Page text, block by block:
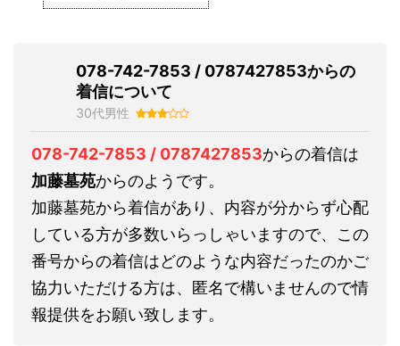
078-742-7853 / 0787427853からの
着信について
30代男性
078-742-7853 / 0787427853からの着信は
加藤墓苑からのようです。
加藤墓苑から着信があり、内容が分からず心配
している方が多数いらっしゃいますので、この
番号からの着信はどのような内容だったのかご
協力いただける方は、匿名で構いませんので情
報提供をお願い致します。